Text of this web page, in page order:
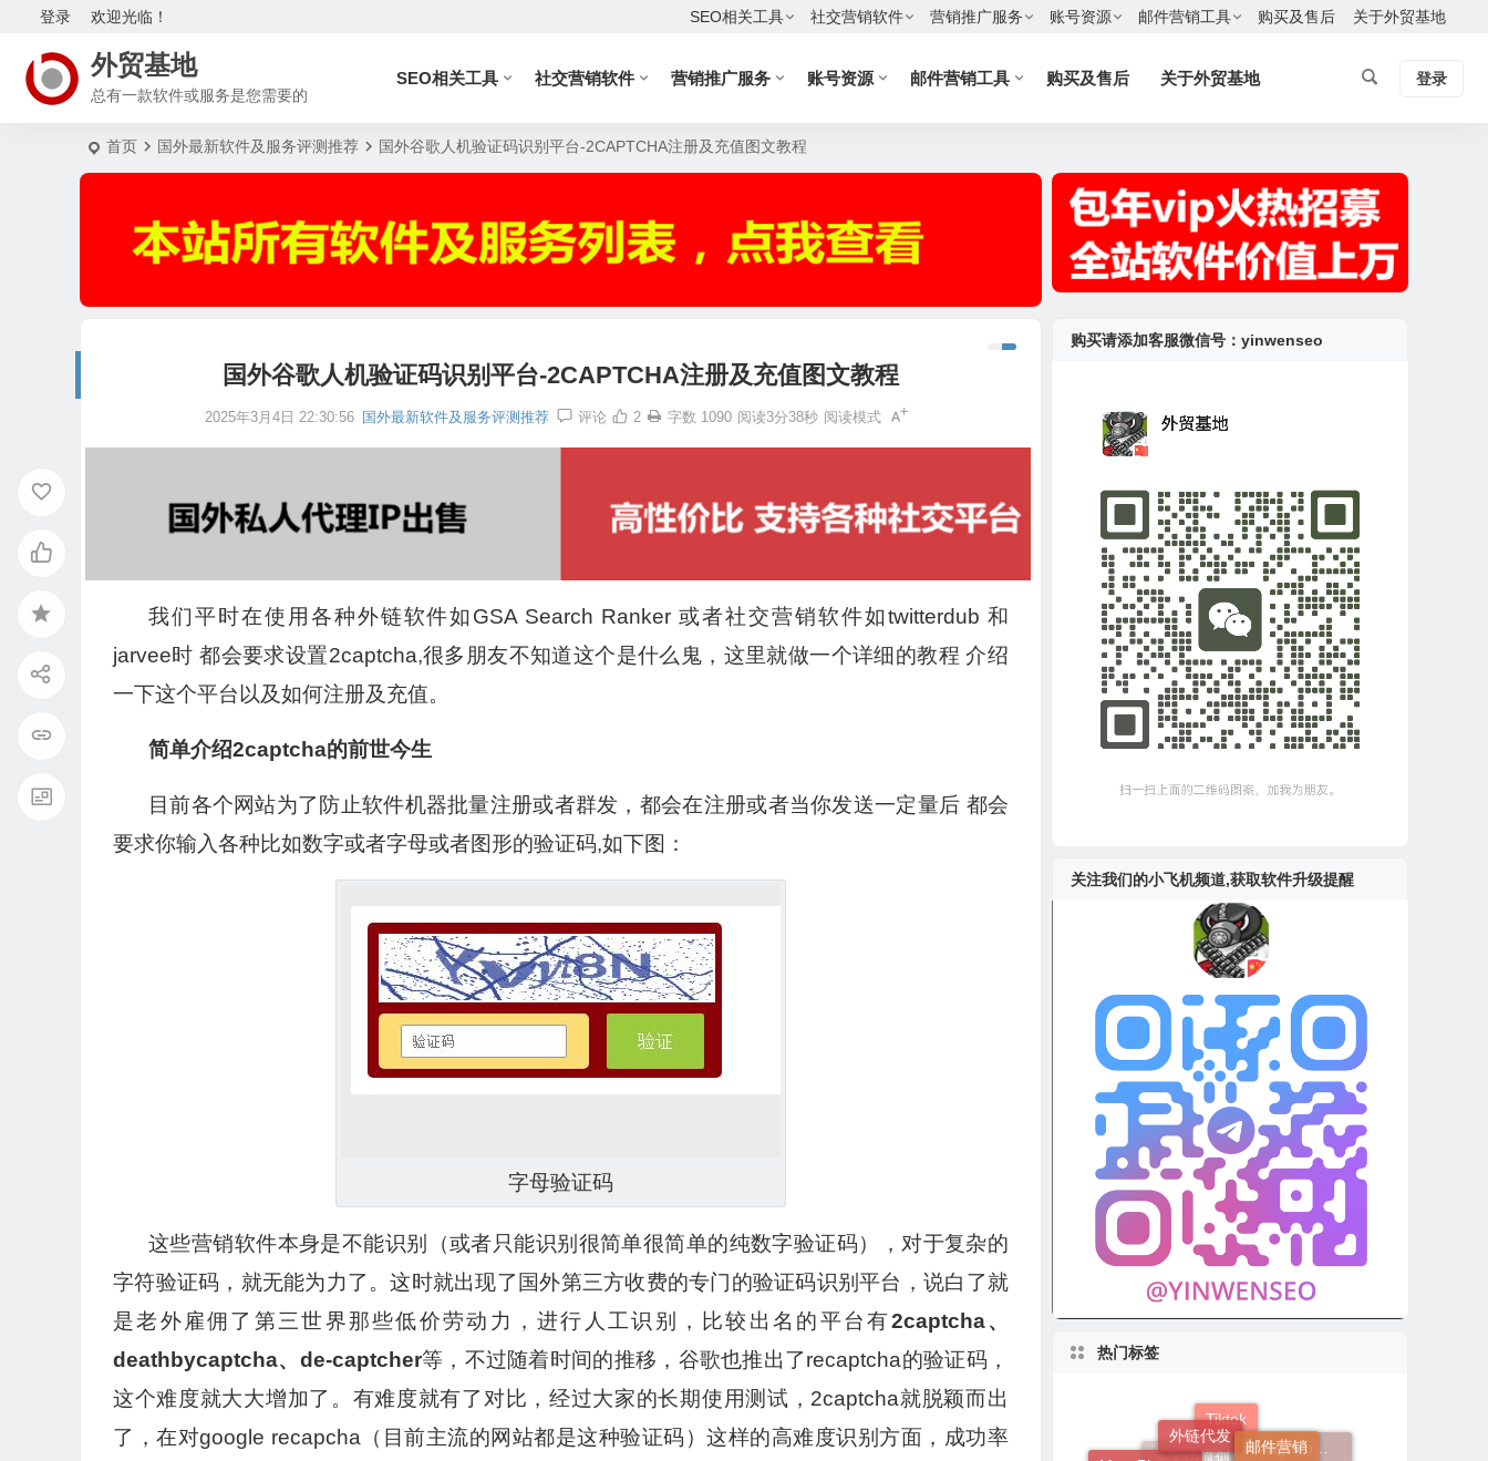
欢迎光临！
登录 SEO相关工具 社交营销软件 营销推广服务 账号资源 邮件营销工具 购买及售后 关于外贸基地
外贸基地
总有一款软件或服务是您需要的
SEO相关工具 社交营销软件 营销推广服务 账号资源 邮件营销工具 购买及售后 关于外贸基地 登录
首页 国外最新软件及服务评测推荐 国外谷歌人机验证码识别平台-2CAPTCHA注册及充值图文教程
国外谷歌人机验证码识别平台-2CAPTCHA注册及充值图文教程
2025年3月4日 22:30:56 国外最新软件及服务评测推荐 评论 2 字数 1090 阅读3分38秒 阅读模式
我们平时在使用各种外链软件如GSA Search Ranker 或者社交营销软件如twitterdub 和
jarvee时 都会要求设置2captcha,很多朋友不知道这个是什么鬼，这里就做一个详细的教程 介绍
一下这个平台以及如何注册及充值。
简单介绍2captcha的前世今生
目前各个网站为了防止软件机器批量注册或者群发，都会在注册或者当你发送一定量后 都会
要求你输入各种比如数字或者字母或者图形的验证码,如下图：
字母验证码
这些营销软件本身是不能识别（或者只能识别很简单很简单的纯数字验证码），对于复杂的
字符验证码，就无能为力了。这时就出现了国外第三方收费的专门的验证码识别平台，说白了就
是老外雇佣了第三世界那些低价劳动力，进行人工识别，比较出名的平台有2captcha、
deathbycaptcha、de-captcher等，不过随着时间的推移，谷歌也推出了recaptcha的验证码，
这个难度就大大增加了。有难度就有了对比，经过大家的长期使用测试，2captcha就脱颖而出
了，在对google recapcha（目前主流的网站都是这种验证码）这样的高难度识别方面，成功率
购买请添加客服微信号：yinwenseo
关注我们的小飞机频道,获取软件升级提醒
热门标签
Tiktok
外链代发 邮件营销
Youtube视频营销